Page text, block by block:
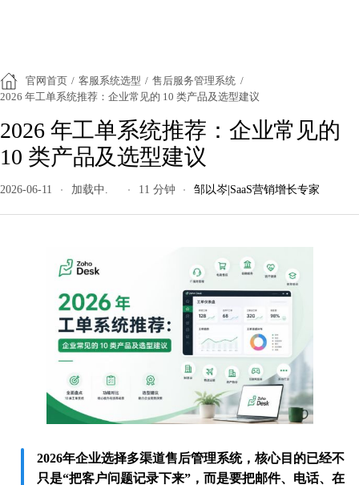
官网首页 / 客服系统选型 / 售后服务管理系统 /
2026 年工单系统推荐：企业常见的 10 类产品及选型建议
2026 年工单系统推荐：企业常见的
10 类产品及选型建议
2026-06-11 79 阅读量 11 分钟 邹以岑|SaaS营销增长专家
2026年企业选择多渠道售后管理系统，核心目的已经不
只是“把客户问题记录下来”，而是要把邮件、电话、在